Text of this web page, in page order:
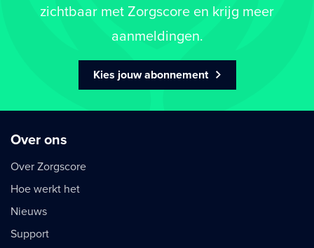
zichtbaar met Zorgscore en krijg meer
aanmeldingen.
Kies jouw abonnement
Over ons
Over Zorgscore
Hoe werkt het
Nieuws
Support